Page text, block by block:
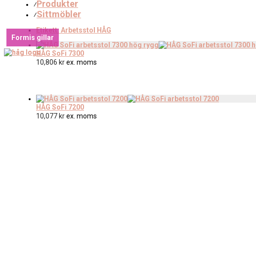
⁄Produkter
⁄Sittmöbler
Etikett: Arbetsstol HÅG
HÅG SoFi 7300
10,806 krex. moms
Formis gillar
HÅG SoFi 7200
10,077 krex. moms